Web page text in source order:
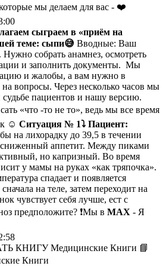
мы делаем для вас - ❤️
сыграем в «приём на
теме: сыпи😅 Вводные: Ваш
собрать анамнез, осмотреть
и заполнить документы. Мы
и жалобы, а вам нужно в
вопросы. Через несколько часов мы
пациентов и нашу версию.
«что -то не то», ведь мы все время
☺️ Ситуация № 1⤵️ Пациент:
на лихорадку до 39,5 в течении
сниженный аппетит. Между пиками
но капризный. Во время
у мамы на руках «как тряпочка».
спадает и появляется
на теле, затем переходит на
чувствует себя лучше, ест с
предположите? ❗️Мы в MAX - Я
КНИГУ Медицинские Книги 📘
Книги